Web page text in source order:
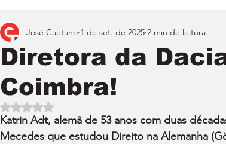
Diretora da
Coimbra!
José Caetano 1 de set. de 2025 2 min de leitura
Avaliado com NaN de 5 estrelas.
Katrin Adt, alemã de 53 anos com duas
Mecedes que estudou Direito na Alemanha